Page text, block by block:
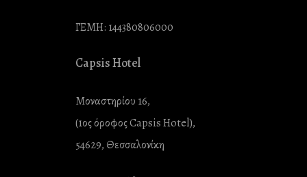
ΓΕΜΗ: 144380806000
Capsis Hotel
Μοναστηρίου 16,
(1ος όροφος Capsis Hotel),
54629, Θεσσαλονίκη